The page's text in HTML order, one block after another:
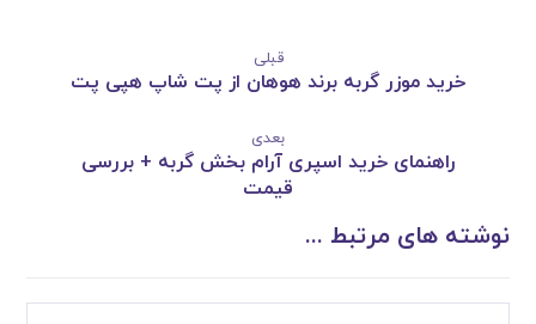
قبلی
خرید موزر گربه برند هوهان از پت شاپ هپی پت
بعدی
راهنمای خرید اسپری آرام بخش گربه + بررسی
قیمت
نوشته های مرتبط ...